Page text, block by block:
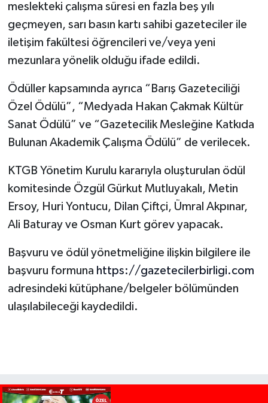
meslekteki çalışma süresi en fazla beş yılı
geçmeyen, sarı basın kartı sahibi gazeteciler ile
iletişim fakültesi öğrencileri ve/veya yeni
mezunlara yönelik olduğu ifade edildi.
Ödüller kapsamında ayrıca “Barış Gazeteciliği
Özel Ödülü”, “Medyada Hakan Çakmak Kültür
Sanat Ödülü” ve “Gazetecilik Mesleğine Katkıda
Bulunan Akademik Çalışma Ödülü” de verilecek.
KTGB Yönetim Kurulu kararıyla oluşturulan ödül
komitesinde Özgül Gürkut Mutluyakalı, Metin
Ersoy, Huri Yontucu, Dilan Çiftçi, Ümral Akpınar,
Ali Baturay ve Osman Kurt görev yapacak.
Başvuru ve ödül yönetmeliğine ilişkin bilgilere ile
başvuru formuna https://gazetecilerbirligi.com
adresindeki kütüphane/belgeler bölümünden
ulaşılabileceği kaydedildi.